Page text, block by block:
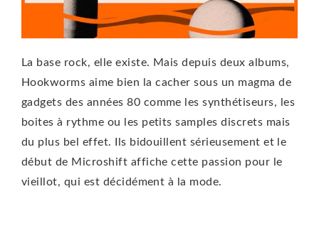
La base rock, elle existe. Mais depuis deux albums,
Hookworms aime bien la cacher sous un magma de
gadgets des années 80 comme les synthétiseurs, les
boites à rythme ou les petits samples discrets mais
du plus bel effet. Ils bidouillent sérieusement et le
début de Microshift affiche cette passion pour le
vieillot, qui est décidément à la mode.